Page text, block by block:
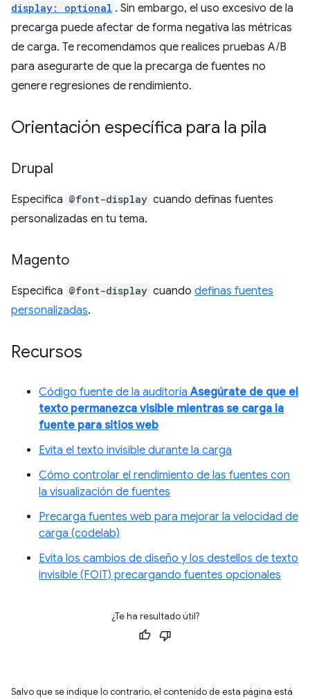
display: optional . Sin embargo, el uso excesivo de la
precarga puede afectar de forma negativa las métricas
de carga. Te recomendamos que realices pruebas A/B
para asegurarte de que la precarga de fuentes no
genere regresiones de rendimiento.
Orientación específica para la pila
Drupal
Especifica @font-display cuando definas fuentes
personalizadas en tu tema.
Magento
Especifica @font-display cuando definas fuentes
personalizadas.
Recursos
Código fuente de la auditoríaAsegúrate de que el
texto permanezca visible mientras se carga la
fuente para sitios web
Evita el texto invisible durante la carga
Cómo controlar el rendimiento de las fuentes con
la visualización de fuentes
Precarga fuentes web para mejorar la velocidad de
carga (codelab)
Evita los cambios de diseño y los destellos de texto
invisible (FOIT) precargando fuentes opcionales
¿Te ha resultado útil?
Salvo que se indique lo contrario, el contenido de esta página está